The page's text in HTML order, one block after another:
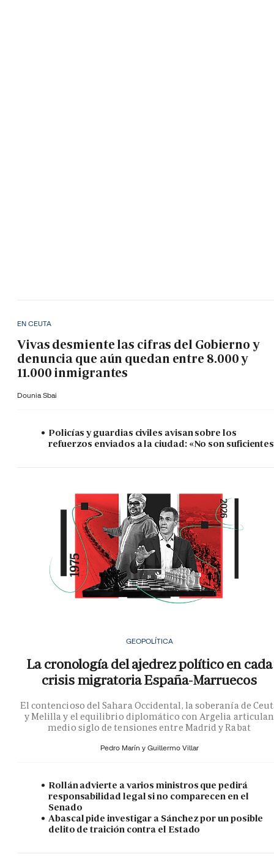
EN CEUTA
Vivas desmiente las cifras del Gobierno y
denuncia que aún quedan entre 8.000 y
11.000 inmigrantes
Dounia Sbai
Policías y guardias civiles avisan sobre los
refuerzos enviados a la ciudad: «No son
GEOPOLÍTICA
La cronología del ajedrez político en cada
crisis migratoria España-Marruecos
El contencioso del Sahara Occidental, la soberanía de
y Melilla y el equilibrio diplomático con Argelia articulan
medio siglo de tensiones entre Madrid y Rabat
Pedro Marín y Guillermo Villar
Rollán advierte a varios ministros que pedirá
responsabilidad legal si no comparecen en el
Senado
Abascal pide investigar a Sánchez por un posible
delito de traición contra el Estado